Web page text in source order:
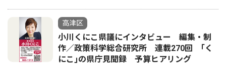
高津区
小川くにこ県議にインタビュー 編集・制
作／政策科学総合研究所 連載270回 ｢く
にこ｣の県庁見聞録 予算ヒアリング